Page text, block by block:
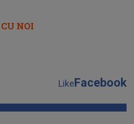
NOI
LikeFacebook